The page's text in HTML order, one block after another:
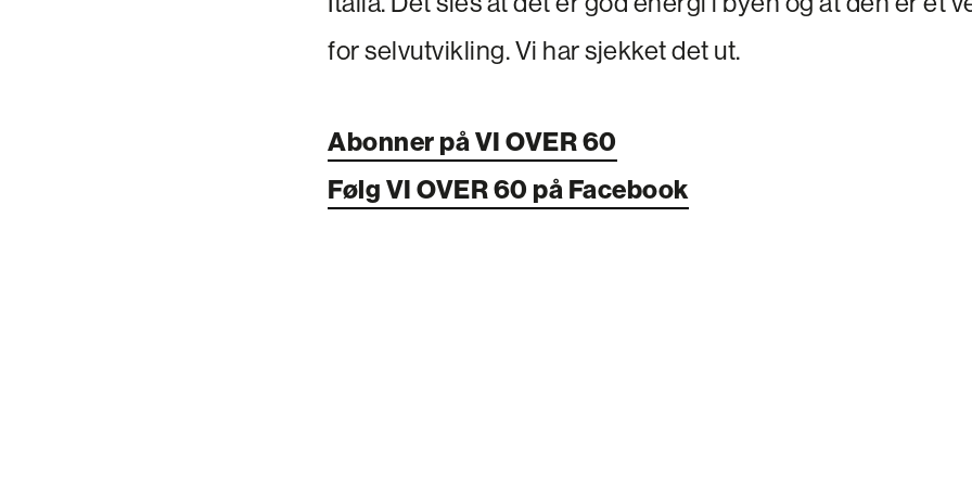
for selvutvikling. Vi har sjekket det ut.
Abonner på VI OVER 60
Følg VI OVER 60 på Facebook